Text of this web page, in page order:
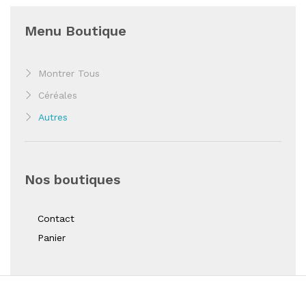
Menu Boutique
Montrer Tous
Céréales
Autres
Nos boutiques
Contact
Panier